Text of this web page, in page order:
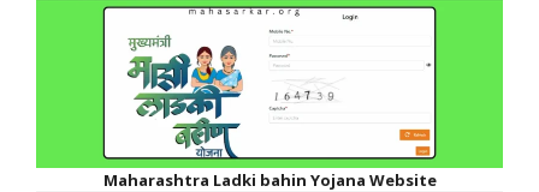
Maharashtra Ladki bahin Yojana Website